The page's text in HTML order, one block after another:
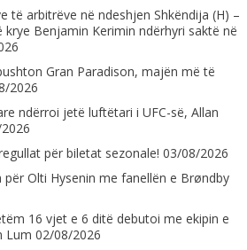
të arbitrëve në ndeshjen Shkëndija (H) –
krye Benjamin Kerimin ndërhyri saktë në
Gran Paradison, majën më të
2026
ndërroi jetë luftëtari i UFC-së, Allan
për biletat sezonale! 03/08/2026
Olti Hysenin me fanellën e Brøndby
16 vjet e 6 ditë debutoi me ekipin e
Lum 02/08/2026